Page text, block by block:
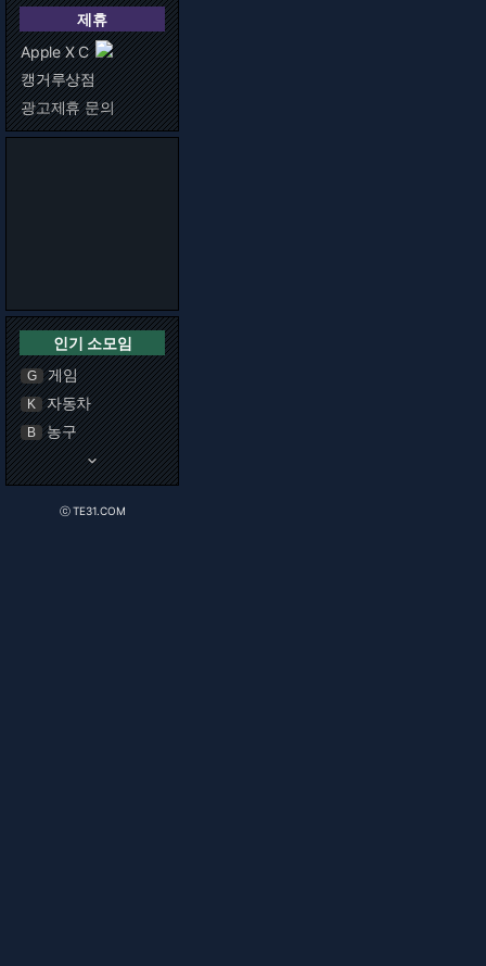
제휴
Apple X C
캥거루상점
광고제휴 문의
인기 소모임
G 게임
K 자동차
B 농구
keyboard_arrow_down
ⓒ TE31.COM